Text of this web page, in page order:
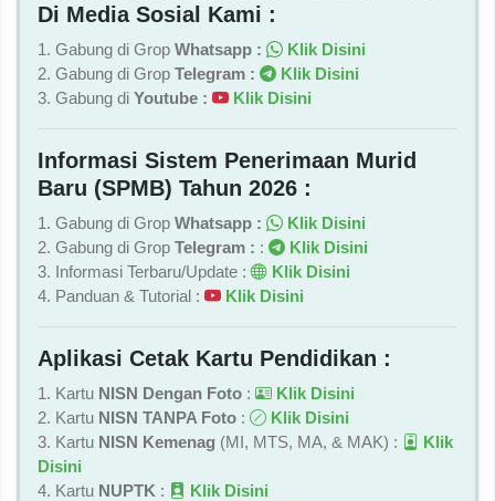
Di Media Sosial Kami :
1. Gabung di Grop Whatsapp :
Klik Disini
2. Gabung di Grop Telegram :
Klik Disini
3. Gabung di Youtube : Klik Disini
Informasi Sistem Penerimaan Murid
Baru (SPMB) Tahun 2026 :
1. Gabung di Grop Whatsapp :
Klik Disini
2. Gabung di Grop Telegram : :
Klik Disini
3. Informasi Terbaru/Update :
Klik Disini
4. Panduan & Tutorial :
Klik Disini
Aplikasi Cetak Kartu Pendidikan :
1. Kartu NISN Dengan Foto :
Klik Disini
2. Kartu NISN TANPA Foto :
Klik Disini
3. Kartu NISN Kemenag (MI, MTS, MA, & MAK) :
Klik
Disini
4. Kartu NUPTK :
Klik Disini